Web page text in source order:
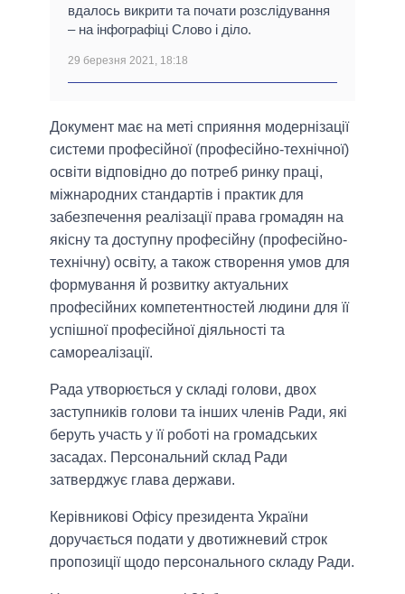
вдалось викрити та почати розслідування
‒ на інфографіці Слово і діло.
29 березня 2021, 18:18
Документ має на меті сприяння модернізації
системи професійної (професійно-технічної)
освіти відповідно до потреб ринку праці,
міжнародних стандартів і практик для
забезпечення реалізації права громадян на
якісну та доступну професійну (професійно-
технічну) освіту, а також створення умов для
формування й розвитку актуальних
професійних компетентностей людини для її
успішної професійної діяльності та
самореалізації.
Рада утворюється у складі голови, двох
заступників голови та інших членів Ради, які
беруть участь у її роботі на громадських
засадах. Персональний склад Ради
затверджує глава держави.
Керівникові Офісу президента України
доручається подати у двотижневий строк
пропозиції щодо персонального складу Ради.